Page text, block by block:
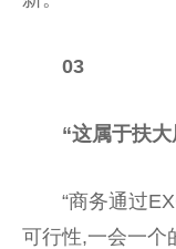
03
“这属于扶
“商务通过
可行性,一会一个